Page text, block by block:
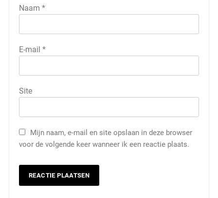
Naam *
E-mail *
Site
Mijn naam, e-mail en site opslaan in deze browser
voor de volgende keer wanneer ik een reactie plaats.